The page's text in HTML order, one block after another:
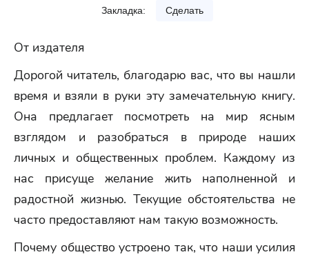
Закладка: Сделать
От издателя
Дорогой читатель, благодарю вас, что вы нашли
время и взяли в руки эту замечательную книгу.
Она предлагает посмотреть на мир ясным
взглядом и разобраться в природе наших
личных и общественных проблем. Каждому из
нас присуще желание жить наполненной и
радостной жизнью. Текущие обстоятельства не
часто предоставляют нам такую возможность.
Почему общество устроено так, что наши усилия